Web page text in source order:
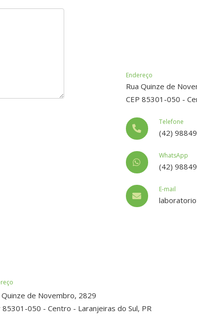
Endereço
Rua Quinze de
CEP 85301-050 -
Telefone
(42)
WhatsApp
(42)
E-mail
Quinze de Novembro, 2829
85301-050 - Centro - Laranjeiras do Sul, PR